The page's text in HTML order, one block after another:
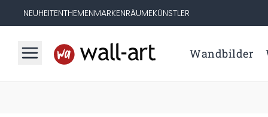
NEUHEITENTHEMENMARKENRÄUMEKÜNSTLER
Wandbilder